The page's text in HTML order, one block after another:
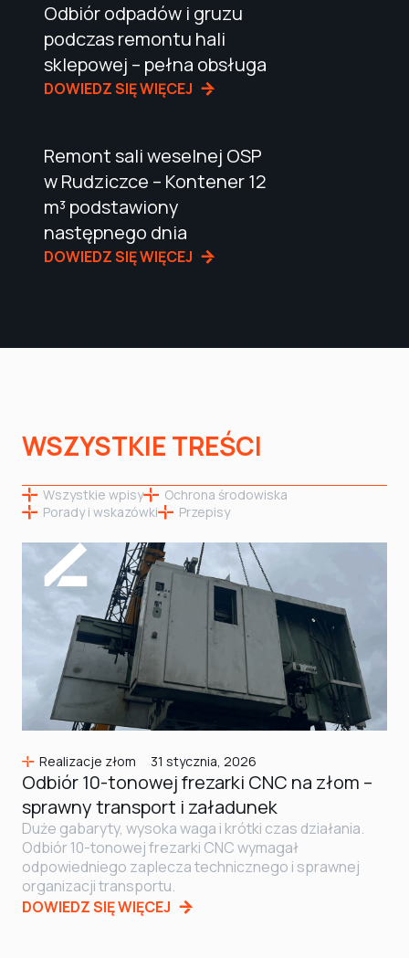
Odbiór odpadów i gruzu
podczas remontu hali
sklepowej – pełna obsługa
DOWIEDZ SIĘ WIĘCEJ
Remont sali weselnej OSP
w Rudziczce – Kontener 12
m³ podstawiony
następnego dnia
DOWIEDZ SIĘ WIĘCEJ
WSZYSTKIE TREŚCI
Wszystkie wpisy
Ochrona środowiska
Porady i wskazówki
Przepisy
Realizacje złom 31 stycznia, 2026
Odbiór 10-tonowej frezarki CNC na złom –
sprawny transport i załadunek
Duże gabaryty, wysoka waga i krótki czas działania.
Odbiór 10-tonowej frezarki CNC wymagał
odpowiedniego zaplecza technicznego i sprawnej
organizacji transportu.
DOWIEDZ SIĘ WIĘCEJ